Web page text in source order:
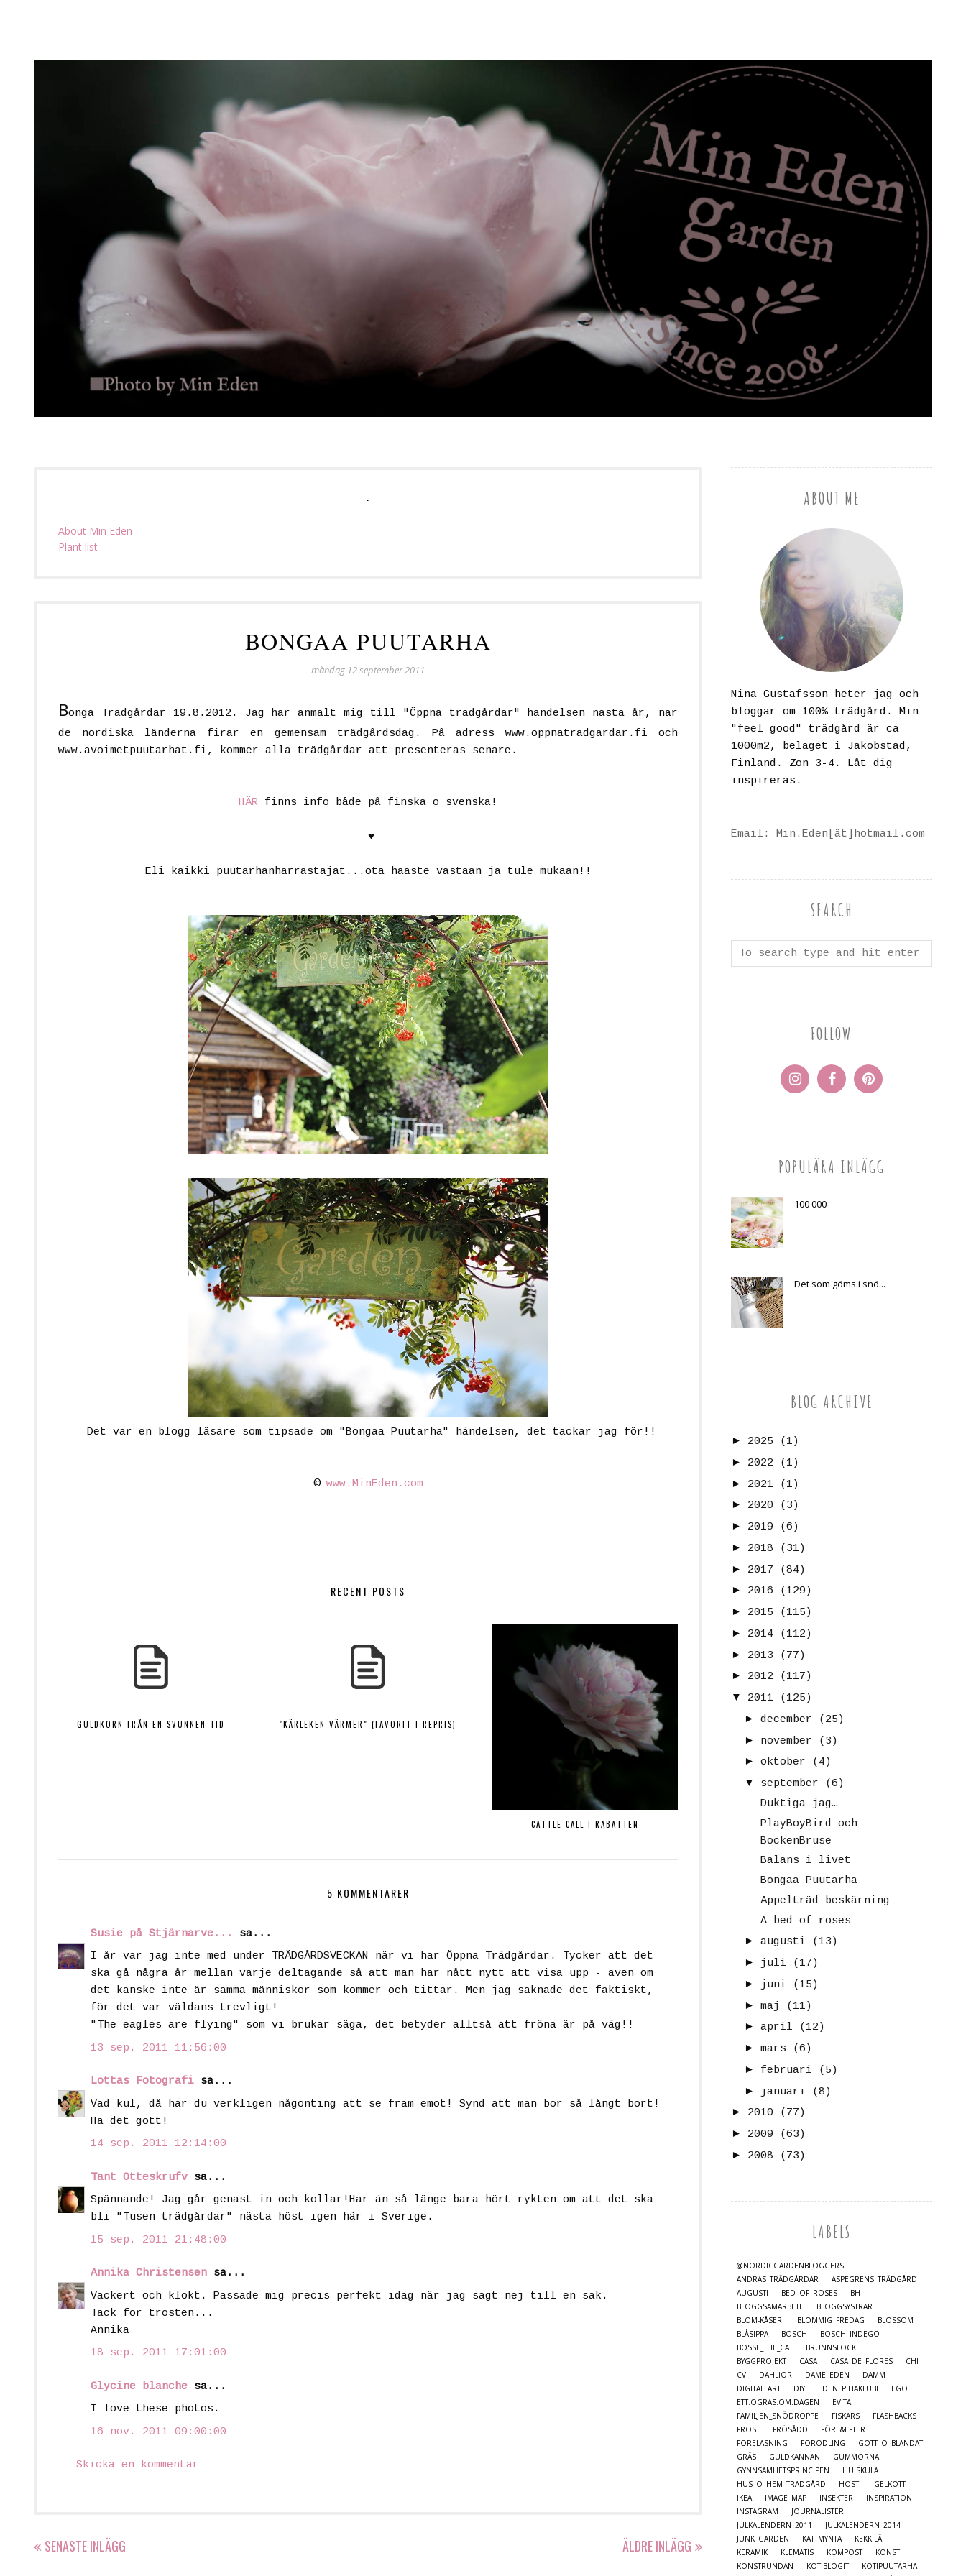
About Min Eden
Plant list
BONGAA PUUTARHA
måndag 12 september 2011
Bonga Trädgårdar 19.8.2012. Jag har anmält mig till "Öppna trädgårdar" händelsen nästa år, när
de nordiska länderna firar en gemensam trädgårdsdag. På adress www.oppnatradgardar.fi och
www.avoimetpuutarhat.fi, kommer alla trädgårdar att presenteras senare.
HÄR finns info både på finska o svenska!
-♥-
Eli kaikki puutarhanharrastajat ...ota haaste vastaan ja tule mukaan!!
Det var en blogg-läsare som tipsade om "Bongaa Puutarha"-händelsen, det tackar jag för!!
© www.MinEden.com
RECENT POSTS
GULDKORN FRÅN EN SVUNNEN TID "KÄRLEKEN VÄRMER" (FAVORIT I REPRIS)
CATTLE CALL I RABATTEN
5 KOMMENTARER
Susie på Stjärnarve...
sa...
I år var jag inte med under TRÄDGÅRDSVECKAN när vi har Öppna Trädgårdar. Tycker att det
ska gå några år mellan varje deltagande så att man har nått nytt att visa upp - även om
det kanske inte är samma människor som kommer och tittar. Men jag saknade det faktiskt,
för det var väldans trevligt!
"The eagles are flying" som vi brukar säga, det betyder alltså att fröna är på väg!!
13 sep. 2011 11:56:00
Lottas Fotografi sa...
Vad kul, då har du verkligen någonting att se fram emot! Synd att man bor så långt bort!
Ha det gott!
14 sep. 2011 12:14:00
Tant Otteskrufv sa...
Spännande! Jag går genast in och kollar!Har än så länge bara hört rykten om att det ska
bli "Tusen trädgårdar" nästa höst igen här i Sverige.
15 sep. 2011 21:48:00
Annika Christensen sa...
Vackert och klokt. Passade mig precis perfekt idag när jag sagt nej till en sak.
Tack för trösten...
Annika
18 sep. 2011 17:01:00
Glycine blanche sa...
I love these photos.
16 nov. 2011 09:00:00
Skicka en kommentar
SENASTE INLÄGG ÄLDRE INLÄGG
ABOUT ME
Nina Gustafsson heter jag och
bloggar om 100% trädgård. Min
"feel good" trädgård är ca
1000m2, beläget i Jakobstad,
Finland. Zon 3-4. Låt dig
inspireras.
Email: Min.Eden[ät]hotmail.com
SEARCH
FOLLOW
POPULÄRA INLÄGG
100 000
Det som göms i snö...
BLOG ARCHIVE
► 2025
(1)
► 2022
(1)
► 2021
(1)
► 2020
(3)
► 2019
(6)
► 2018
(31)
► 2017
(84)
► 2016
(129)
► 2015
(115)
► 2014
(112)
► 2013
(77)
► 2012
(117)
▼
2011
(125)
► december
(25)
► november
(3)
► oktober
(4)
▼
september
(6)
Duktiga jag…
PlayBoyBird och
BockenBruse
Balans i livet
Bongaa Puutarha
Äppelträd beskärning
A bed of roses
► augusti
(13)
► juli
(17)
► juni
(15)
► maj
(11)
► april
(12)
► mars
(6)
► februari
(5)
► januari
(8)
► 2010
(77)
► 2009
(63)
► 2008 (73)
LABELS
@NORDICGARDENBLOGGERS
ANDRAS TRÄDGÅRDAR
ASPEGRENS TRÄDGÅRD
AUGUSTI
BED OF ROSES
BH
BLOGGSAMARBETE
BLOGGSYSTRAR
BLOM-KÅSERI
BLOMMIG FREDAG
BLOSSOM
BLÅSIPPA
BOSCH
BOSCH INDEGO
BOSSE_THE_CAT
BRUNNSLOCKET
BYGGPROJEKT
CASA CASA DE FLORES
CHI
CV
DAHLIOR DAME EDEN
DAMM
DIGITAL ART
DIY EDEN PIHAKLUBI
EGO
ETT.OGRÄS.OM.DAGEN
EVITA
FAMILJEN_SNÖDROPPE
FISKARS
FLASHBACKS
FROST
FRÖSÅDD
FÖRE&EFTER
FÖRELÄSNING
FÖRODLING
GOTT O BLANDAT
GRÄS
GULDKANNAN
GUMMORNA
GYNNSAMHETSPRINCIPEN
HUISKULA
HUS O HEM TRÄDGÅRD
HÖST
IGELKOTT
IKEA
IMAGE MAP INSEKTER
INSPIRATION
INSTAGRAM
JOURNALISTER
JULKALENDERN 2011
JULKALENDERN 2014
JUNK GARDEN
KATTMYNTA
KEKKILÄ
KERAMIK
KLEMATIS KOMPOST
KONST
KONSTRUNDAN
KOTIBLOGIT
KOTIPUUTARHA